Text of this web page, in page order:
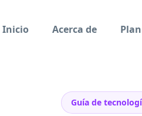
Inicio
Acerca de
Guía de